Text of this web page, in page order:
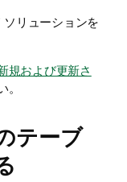
リューションを
規および更新さ
テーブ